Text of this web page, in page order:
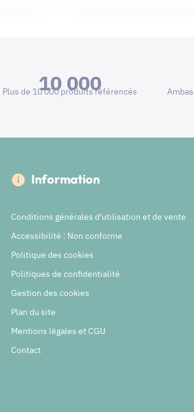
10 000
Plus de 10 000 produits référencés
Information
Conditions générales d'utilisation et de vente
Accessibilité : Non conforme
Politique des cookies
Politiques de confidentialité
Gestion des cookies
Plan du site
Mentions légales et CGU
Contact